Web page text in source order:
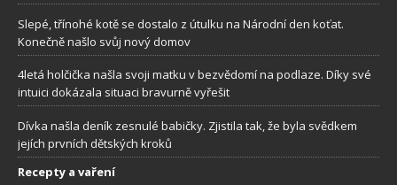
Slepé, třínohé kotě se dostalo z útulku na Národní den koťat.
Konečně našlo svůj nový domov
4letá holčička našla svoji matku v bezvědomí na podlaze. Díky své
intuici dokázala situaci bravurně vyřešit
Dívka našla deník zesnulé babičky. Zjistila tak, že byla svědkem
jejích prvních dětských kroků
Recepty a vaření